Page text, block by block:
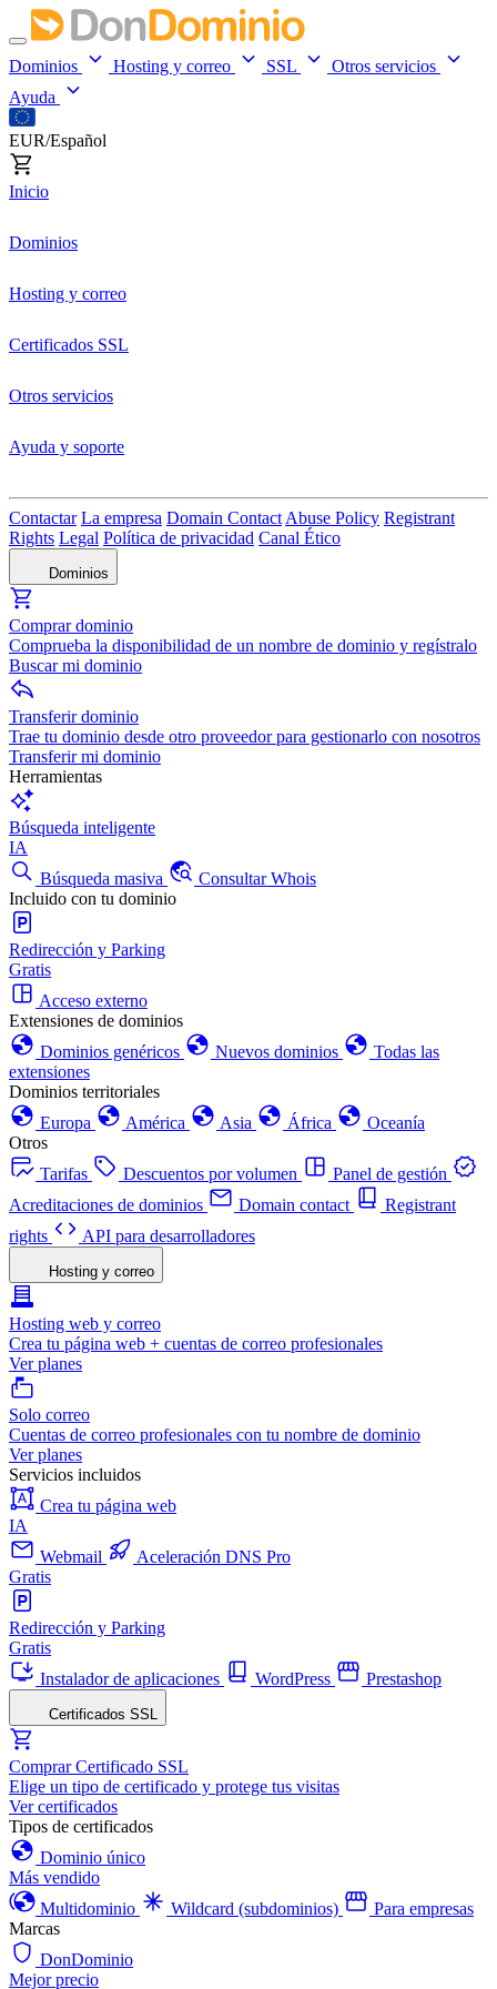
Dominios Hosting y correo SSL
Otros servicios
Ayuda
EUR/Español
Inicio
Dominios
Hosting y correo
Certificados SSL
Otros servicios
Ayuda y soporte
Contactar La empresa Domain Contact Abuse Policy Registrant
Rights Legal Política de privacidad Canal Ético
Dominios
Comprar dominio
Comprueba la disponibilidad de un nombre de dominio y regístralo
Buscar mi dominio
Transferir dominio
Trae tu dominio desde otro proveedor para gestionarlo con nosotros
Transferir mi dominio
Herramientas
Búsqueda inteligente
IA
Búsqueda masiva
Consultar Whois
Incluido con tu dominio
Redirección y Parking
Gratis
Acceso externo
Extensiones de dominios
Dominios genéricos
Nuevos dominios
Todas las
extensiones
Dominios territoriales
Europa
América Asia África
Oceanía
Otros
Tarifas
Descuentos por volumen
Panel de gestión
Acreditaciones de dominios
Domain contact
Registrant
rights
API para desarrolladores
Hosting y correo
Hosting web y correo
Crea tu página web + cuentas de correo profesionales
Ver planes
Solo correo
Cuentas de correo profesionales con tu nombre de dominio
Ver planes
Servicios incluidos
Crea tu página web
IA
Webmail
Aceleración DNS Pro
Gratis
Redirección y Parking
Gratis
Instalador de aplicaciones
WordPress Prestashop
Certificados SSL
Comprar Certificado SSL
Elige un tipo de certificado y protege tus visitas
Ver certificados
Tipos de certificados
Dominio único
Más vendido
Multidominio
Wildcard (subdominios)
Para empresas
Marcas
DonDominio
Mejor precio